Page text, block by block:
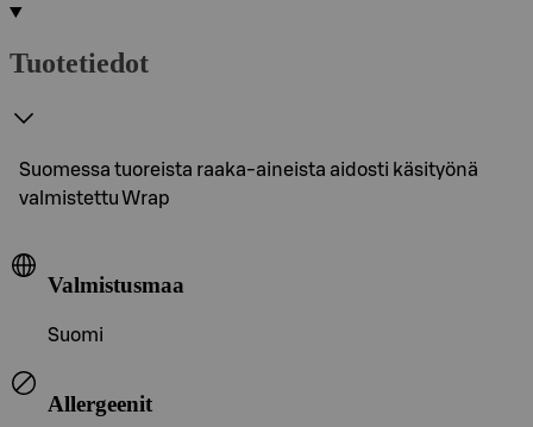
Tuotetiedot
Suomessa tuoreista raaka-aineista aidosti käsityönä
valmistettu Wrap
Valmistusmaa
Suomi
Allergeenit